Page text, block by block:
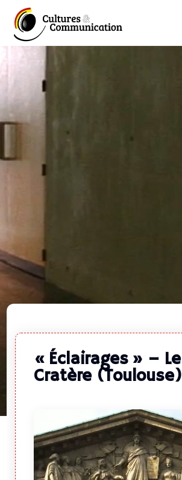
« Éclairages » – Le
Cratère (Toulouse)